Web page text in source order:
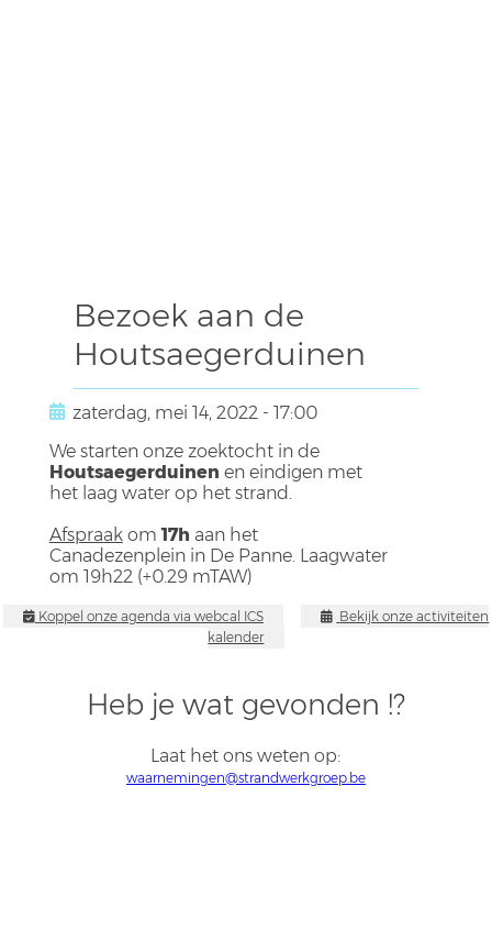
Bezoek aan de
Houtsaegerduinen
zaterdag, mei 14, 2022 - 17:00
We starten onze zoektocht in de
Houtsaegerduinen en eindigen met
het laag water op het strand.
Afspraakom17h aan het
Canadezenplein in De Panne. Laagwater
om 19h22 (+0.29 mTAW)
Koppel onze agenda via webcal ICS
Bekijk onze activiteiten
kalender
Heb je wat gevonden !?
Laat het ons weten op:
waarnemingen@strandwerkgroep.be